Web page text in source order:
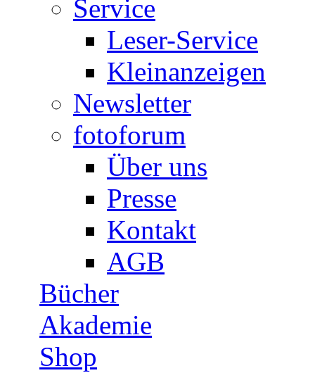
Service
Leser-Service
Kleinanzeigen
Newsletter
fotoforum
Über uns
Presse
Kontakt
AGB
Bücher
Akademie
Shop